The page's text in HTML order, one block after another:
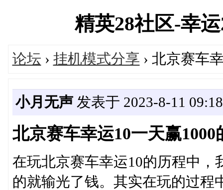
精英28社区-幸
论坛 › 挂机模式分享 › 北京赛车
小月无声发表于 2023-8-11
北京赛车幸运10一天赢1000
在玩北京赛车幸运10的历程中
的就输光了钱。其实在玩的过程